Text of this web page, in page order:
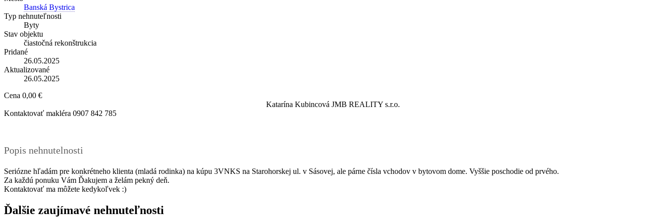
Banská Bystrica
Typ nehnuteľnosti
Byty
Stav objektu
čiastočná rekonštrukcia
Pridané
26.05.2025
Aktualizované
26.05.2025
Cena 0,00 €
Katarína Kubincová JMB REALITY s.r.o.
Kontaktovať makléra 0907 842 785
Popis nehnutelnosti
Seriózne hľadám pre konkrétneho klienta (mladá rodinka) na kúpu 3VNKS na Starohorskej ul. v Sásovej, ale párne čísla vchodov v bytovom dome. Vyššie poschodie od prvého.
Za každú ponuku Vám Ďakujem a želám pekný deň.
Kontaktovať ma môžete kedykoľvek :)
Ďalšie zaujímavé nehnuteľnosti